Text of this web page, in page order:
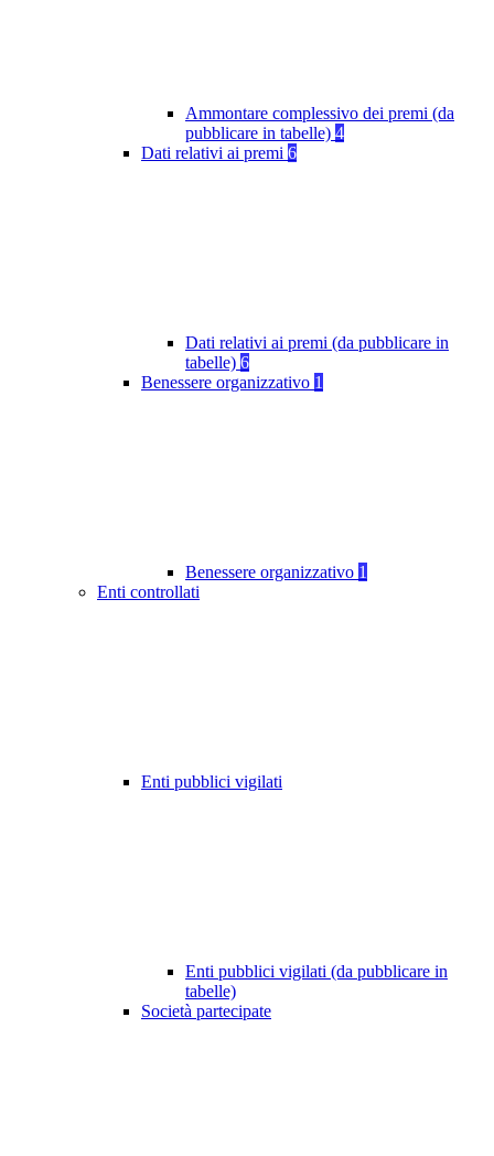
Ammontare complessivo dei premi (da
pubblicare in tabelle) 4
Dati relativi ai premi 6
Dati relativi ai premi (da pubblicare in
tabelle) 6
Benessere organizzativo 1
Benessere organizzativo 1
Enti controllati
Enti pubblici vigilati
Enti pubblici vigilati (da pubblicare in
tabelle)
Società partecipate